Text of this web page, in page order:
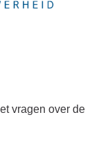
vragen over de